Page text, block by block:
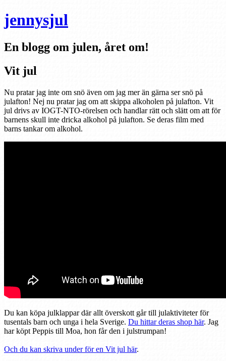
jennysjul
En blogg om julen, året om!
Vit jul
Nu pratar jag inte om snö även om jag mer än gärna ser snö på
julafton! Nej nu pratar jag om att skippa alkoholen på julafton. Vit
jul drivs av IOGT-NTO-rörelsen och handlar rätt och slätt om att för
barnens skull inte dricka alkohol på julafton. Se deras film med
barns tankar om alkohol.
Du kan köpa julklappar där allt överskott går till julaktiviteter för
tusentals barn och unga i hela Sverige. Du hittar deras shop här. Jag
har köpt Peppis till Moa, hon får den i julstrumpan!
Och du kan skriva under för en Vit jul här.